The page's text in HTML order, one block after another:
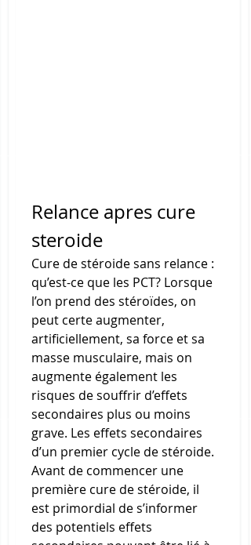
Relance apres cure
steroide
Cure de stéroide sans relance :
qu’est-ce que les PCT? Lorsque
l’on prend des stéroïdes, on
peut certe augmenter,
artificiellement, sa force et sa
masse musculaire, mais on
augmente également les
risques de souffrir d’effets
secondaires plus ou moins
grave. Les effets secondaires
d’un premier cycle de stéroide.
Avant de commencer une
première cure de stéroide, il
est primordial de s’informer
des potentiels effets